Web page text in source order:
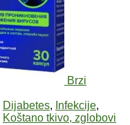
Brzi
Dijabetes, Infekcije,
Koštano tkivo, zglobovi